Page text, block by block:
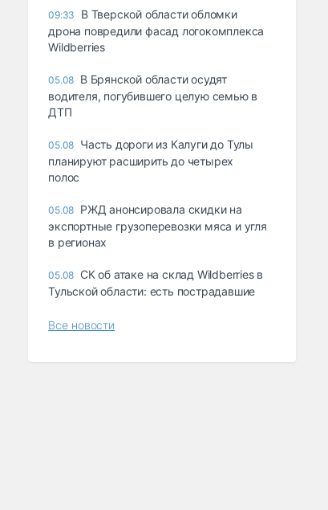
09:33
В Тверской области обломки
дрона повредили фасад логокомплекса
Wildberries
05.08 В Брянской области осудят
водителя, погубившего целую семью в
ДТП
05.08 Часть дороги из Калуги до Тулы
планируют расширить до четырех
полос
05.08 РЖД анонсировала скидки на
экспортные грузоперевозки мяса и угля
в регионах
05.08 СК об атаке на склад Wildberries в
Тульской области: есть пострадавшие
Все новости